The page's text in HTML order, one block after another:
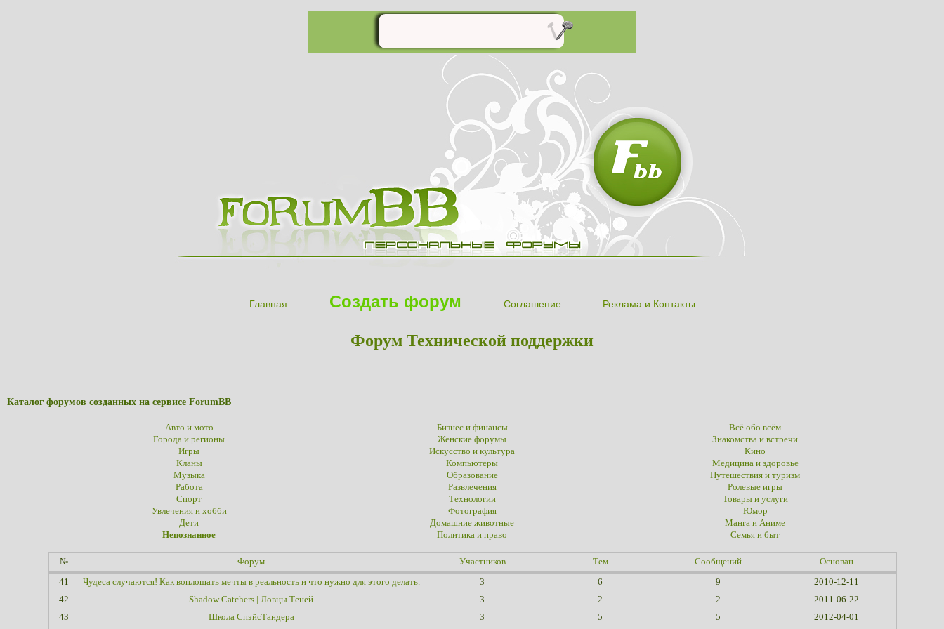
Главная Создать форум Соглашение Реклама и Контакты
Форум Технической поддержки
Каталог форумов созданных на сервисе ForumBB
Авто и мото Бизнес и финансы
Всё обо всём
Города и регионы
Женские форумы
Знакомства и встречи
Игры
Искусство и культура
Кино
Кланы
Компьютеры
Медицина и здоровье
Музыка
Образование
Путешествия и туризм
Работа
Развлечения
Ролевые игры
Спорт
Технологии
Товары и услуги
Увлечения и хобби
Фотография
Юмор
Дети
Домашние животные
Манга и Аниме
Непознанное
Политика и право Семья и быт
№ Форум Участников Тем Сообщений Основан
41 Чудеса случаются! Как воплощать мечты в реальность и что нужно для этого делать. 3 6 9
2010-12-11
42
Shadow Catchers | Ловцы Теней 3 2 2
2011-06-22
43
Школа СпэйсТандера 3 5 5 2012-04-01